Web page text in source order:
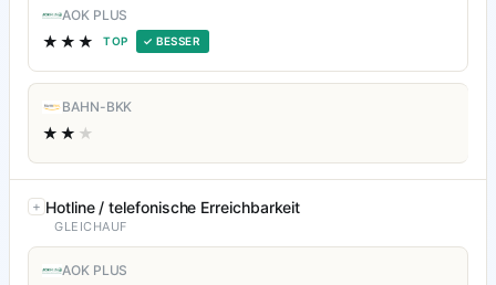
AOK PLUS
★★★ TOP ✓ BESSER
BAHN-BKK
★★ ★
Hotline / telefonische Erreichbarkeit
GLEICHAUF
AOK PLUS